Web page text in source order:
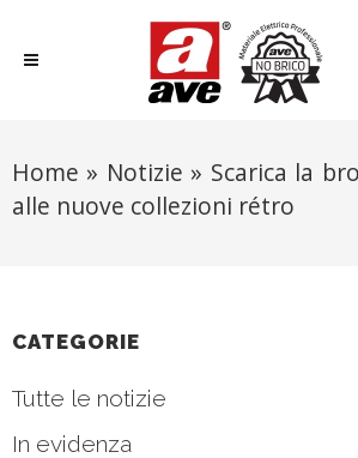
Home » Notizie » Scarica la
alle nuove collezioni rétro
CATEGORIE
Tutte le notizie
In evidenza